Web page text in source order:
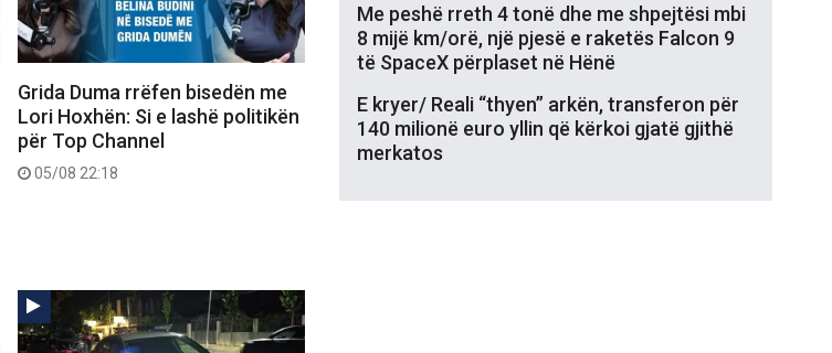
Grida Duma rrëfen bisedën me
Lori Hoxhën: Si e lashë politikën
për Top Channel
05/08 22:18
Me peshë rreth 4 tonë dhe me shpejtësi mbi
8 mijë km/orë, një pjesë e raketës Falcon 9
të SpaceX përplaset në Hënë
E kryer/ Reali “thyen” arkën, transferon për
140 milionë euro yllin që kërkoi gjatë gjithë
merkatos